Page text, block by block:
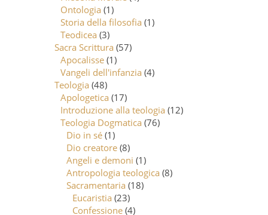
Ontologia (1)
Storia della filosofia (1)
Teodicea (3)
Sacra Scrittura (57)
Apocalisse (1)
Vangeli dell'infanzia (4)
Teologia (48)
Apologetica (17)
Introduzione alla teologia (12)
Teologia Dogmatica (76)
Dio in sé (1)
Dio creatore (8)
Angeli e demoni (1)
Antropologia teologica (8)
Sacramentaria (18)
Eucaristia (23)
Confessione (4)